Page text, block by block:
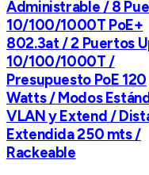
Administrable / 8
10/100/1000T PoE+
802.3at / 2 Puertos
10/100/1000T /
Presupuesto PoE 120
Watts / Modos
VLAN y Extend /
Extendida 250 mts /
Rackeable